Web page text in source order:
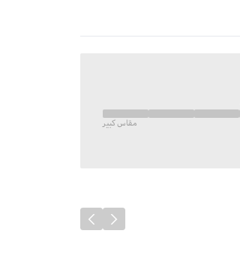
مقاس كبير